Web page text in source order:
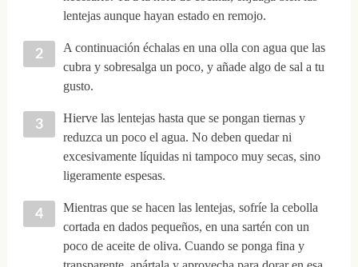
lentejas aunque hayan estado en remojo.
A continuación échalas en una olla con agua que las
cubra y sobresalga un poco, y añade algo de sal a tu
gusto.
Hierve las lentejas hasta que se pongan tiernas y
reduzca un poco el agua. No deben quedar ni
excesivamente líquidas ni tampoco muy secas, sino
ligeramente espesas.
Mientras que se hacen las lentejas, sofríe la cebolla
cortada en dados pequeños, en una sartén con un
poco de aceite de oliva. Cuando se ponga fina y